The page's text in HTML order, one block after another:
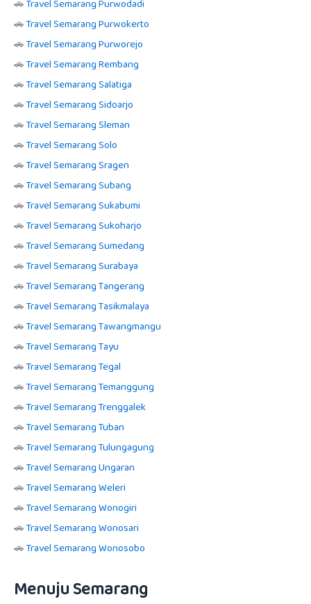
🚗Travel Semarang Purwodadi
🚗Travel Semarang Purwokerto
🚗Travel Semarang Purworejo
🚗Travel Semarang Rembang
🚗Travel Semarang Salatiga
🚗Travel Semarang Sidoarjo
🚗Travel Semarang Sleman
🚗Travel Semarang Solo
🚗Travel Semarang Sragen
🚗Travel Semarang Subang
🚗Travel Semarang Sukabumi
🚗Travel Semarang Sukoharjo
🚗Travel Semarang Sumedang
🚗Travel Semarang Surabaya
🚗Travel Semarang Tangerang
🚗Travel Semarang Tasikmalaya
🚗Travel Semarang Tawangmangu
🚗Travel Semarang Tayu
🚗Travel Semarang Tegal
🚗Travel Semarang Temanggung
🚗Travel Semarang Trenggalek
🚗Travel Semarang Tuban
🚗Travel Semarang Tulungagung
🚗Travel Semarang Ungaran
🚗Travel Semarang Weleri
🚗Travel Semarang Wonogiri
🚗Travel Semarang Wonosari
🚗Travel Semarang Wonosobo
Menuju Semarang